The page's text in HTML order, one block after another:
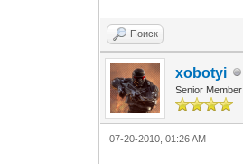
Поиск
xobotyi
Senior Member
07-20-2010, 01:26 AM